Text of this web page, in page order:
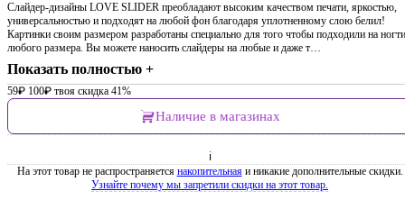
Слайдер-дизайны LOVE SLIDER преобладают высоким качеством печати, яркостью,
универсальностью и подходят на любой фон благодаря уплотненному слою белил!
Картинки своим размером разработаны специально для того чтобы подходили на ногти
любого размера. Вы можете наносить слайдеры на любые и даже т…
Показать полностью +
59₽ 100₽ твоя скидка 41%
Наличие в магазинах
ℹ
На этот товар не распространяется накопительнаяи никакие дополнительные скидки.
Узнайте почему мы запретили скидки на этот товар.